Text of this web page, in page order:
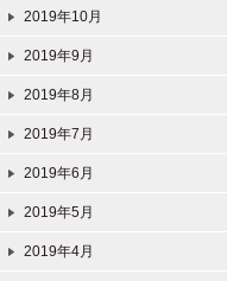
2019年10月
2019年9月
2019年8月
2019年7月
2019年6月
2019年5月
2019年4月